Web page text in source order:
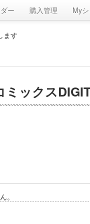
ー 購入管理 My
ます
ックス
。